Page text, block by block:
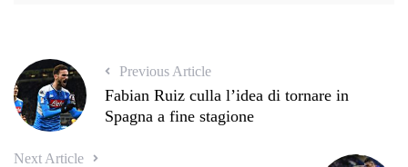
Previous Article
Fabian Ruiz culla l’idea di tornare in
Spagna a fine stagione
Next Article